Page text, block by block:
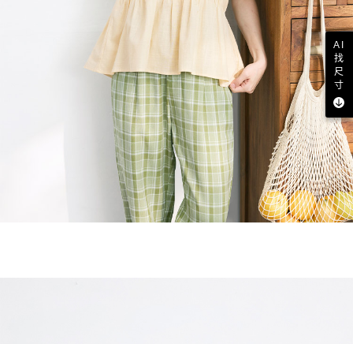
AI
找
尺
寸